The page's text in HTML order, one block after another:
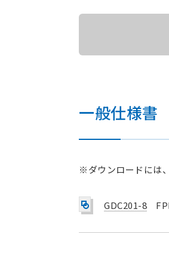
一般仕様書
※ダウンロードには
GDC201-8